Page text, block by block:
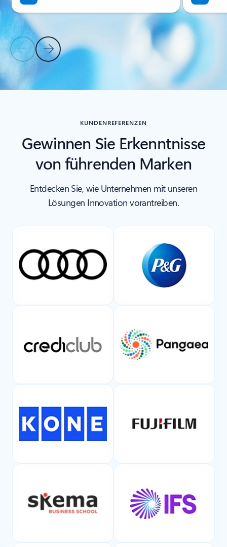
Vorherige Folie
Nächste Folie
Zurück zu den Steuerelementen „ANWENDUNGSFÄLLE“
KUNDENREFERENZEN
Gewinnen Sie Erkenntnisse
von führenden Marken
Entdecken Sie, wie Unternehmen mit unseren
Lösungen Innovation vorantreiben.